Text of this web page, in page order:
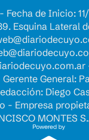
Fecha de Inicio:
Esquina Lateral
General:
Diego
- Empresa
MONTES